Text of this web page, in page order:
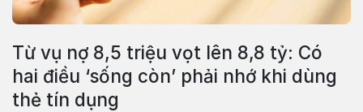
Từ vụ nợ 8,5 triệu vọt lên 8,8 tỷ: Có
hai điều ‘sống còn’ phải nhớ khi dùng
thẻ tín dụng